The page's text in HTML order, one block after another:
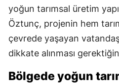
yoğun tarımsal üretim
Öztunç, projenin hem
çevrede yaşayan
dikkate alınması
Bölgede yoğun